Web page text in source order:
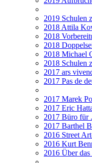
2019 Schulen
2018 Attila
2018
2018
2018 Michael
2018 Schulen
2017 ars
2017 Pas de
2017 Marek
2017 Eric
2017 Büro für
2017 Barthel
2016 Street
2016 Kurt
2016 Über